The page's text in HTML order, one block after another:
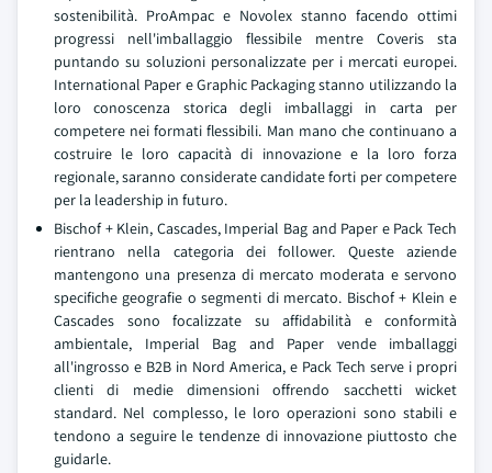
sostenibilità. ProAmpac e Novolex stanno facendo ottimi
progressi nell'imballaggio flessibile mentre Coveris sta
puntando su soluzioni personalizzate per i mercati europei.
International Paper e Graphic Packaging stanno utilizzando la
loro conoscenza storica degli imballaggi in carta per
competere nei formati flessibili. Man mano che continuano a
costruire le loro capacità di innovazione e la loro forza
regionale, saranno considerate candidate forti per competere
per la leadership in futuro.
Bischof + Klein, Cascades, Imperial Bag and Paper e Pack Tech
rientrano nella categoria dei follower. Queste aziende
mantengono una presenza di mercato moderata e servono
specifiche geografie o segmenti di mercato. Bischof + Klein e
Cascades sono focalizzate su affidabilità e conformità
ambientale, Imperial Bag and Paper vende imballaggi
all'ingrosso e B2B in Nord America, e Pack Tech serve i propri
clienti di medie dimensioni offrendo sacchetti wicket
standard. Nel complesso, le loro operazioni sono stabili e
tendono a seguire le tendenze di innovazione piuttosto che
guidarle.